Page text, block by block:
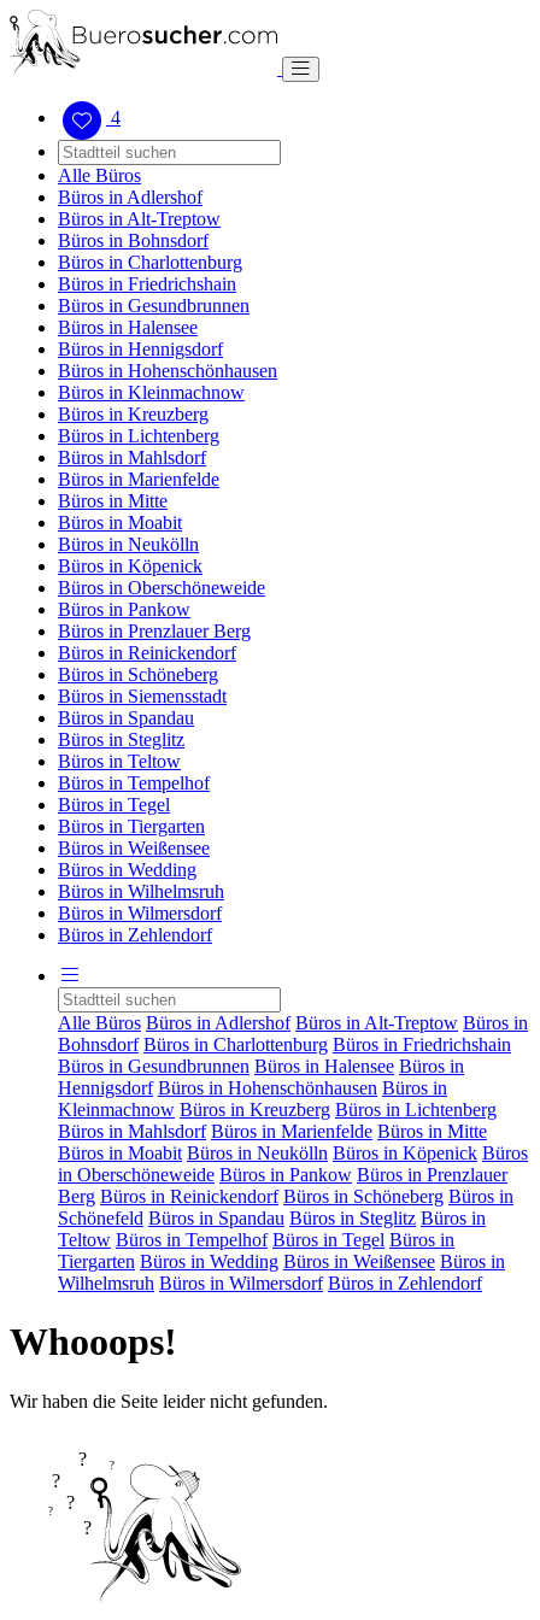
4
Alle Büros
Büros in Adlershof
Büros in Alt-Treptow
Büros in Bohnsdorf
Büros in Charlottenburg
Büros in Friedrichshain
Büros in Gesundbrunnen
Büros in Halensee
Büros in Hennigsdorf
Büros in Hohenschönhausen
Büros in Kleinmachnow
Büros in Kreuzberg
Büros in Lichtenberg
Büros in Mahlsdorf
Büros in Marienfelde
Büros in Mitte
Büros in Moabit
Büros in Neukölln
Büros in Köpenick
Büros in Oberschöneweide
Büros in Pankow
Büros in Prenzlauer Berg
Büros in Reinickendorf
Büros in Schöneberg
Büros in Siemensstadt
Büros in Spandau
Büros in Steglitz
Büros in Teltow
Büros in Tempelhof
Büros in Tegel
Büros in Tiergarten
Büros in Weißensee
Büros in Wedding
Büros in Wilhelmsruh
Büros in Wilmersdorf
Büros in Zehlendorf
Alle Büros Büros in Adlershof Büros in Alt-Treptow Büros in
Bohnsdorf Büros in Charlottenburg Büros in Friedrichshain
Büros in Gesundbrunnen Büros in Halensee Büros in
Hennigsdorf Büros in Hohenschönhausen Büros in
Kleinmachnow Büros in Kreuzberg Büros in Lichtenberg
Büros in Mahlsdorf Büros in Marienfelde Büros in Mitte
Büros in Moabit Büros in Neukölln Büros in Köpenick Büros
in Oberschöneweide Büros in Pankow Büros in Prenzlauer
Berg Büros in Reinickendorf Büros in Schöneberg Büros in
Schönefeld Büros in Spandau Büros in Steglitz Büros in
Teltow Büros in Tempelhof Büros in Tegel Büros in
Tiergarten Büros in Wedding Büros in Weißensee Büros in
Wilhelmsruh Büros in Wilmersdorf Büros in Zehlendorf
Whooops!
Wir haben die Seite leider nicht gefunden.
?
?
?
?
?
?